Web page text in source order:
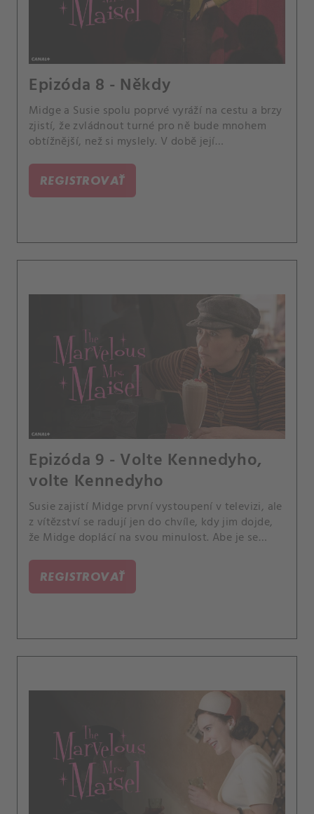
Epizóda 8 - Někdy
Midge a Susie spolu poprvé vyráží na cestu a brzy
zjistí, že zvládnout turné pro ně bude mnohem
obtížnější, než si myslely. V době její
zajetých kolejích a Midge je nucena se zamyslet
nad tím, zda má cenu, aby pro svůj nový život
obětovala to, co má doma.
REGISTROVAŤ
Epizóda 9 - Volte Kennedyho,
volte Kennedyho
Susie zajistí Midge první vystoupení v televizi, ale
z vítězství se radují jen do chvíle, kdy jim dojde,
že Midge doplácí na svou minulost. Abe je se
zatímco Joel se utápí v přesčasech v Maisel &
Roth.
REGISTROVAŤ